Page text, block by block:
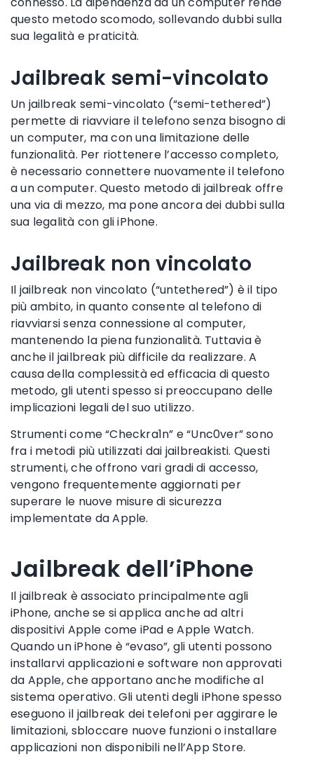
questo metodo scomodo, sollevando dubbi sulla
sua legalità e praticità.
Jailbreak semi-vincolato
Un jailbreak semi-vincolato (“semi-tethered”)
permette di riavviare il telefono senza bisogno di
un computer, ma con una limitazione delle
funzionalità. Per riottenere l’accesso completo,
è necessario connettere nuovamente il telefono
a un computer. Questo metodo di jailbreak offre
una via di mezzo, ma pone ancora dei dubbi sulla
sua legalità con gli iPhone.
Jailbreak non vincolato
Il jailbreak non vincolato (“untethered”) è il tipo
più ambito, in quanto consente al telefono di
riavviarsi senza connessione al computer,
mantenendo la piena funzionalità. Tuttavia è
anche il jailbreak più difficile da realizzare. A
causa della complessità ed efficacia di questo
metodo, gli utenti spesso si preoccupano delle
implicazioni legali del suo utilizzo.
Strumenti come “Checkra1n” e “Unc0ver” sono
fra i metodi più utilizzati dai jailbreakisti. Questi
strumenti, che offrono vari gradi di accesso,
vengono frequentemente aggiornati per
superare le nuove misure di sicurezza
implementate da Apple.
Jailbreak dell’iPhone
Il jailbreak è associato principalmente agli
iPhone, anche se si applica anche ad altri
dispositivi Apple come iPad e Apple Watch.
Quando un iPhone è “evaso”, gli utenti possono
installarvi applicazioni e software non approvati
da Apple, che apportano anche modifiche al
sistema operativo. Gli utenti degli iPhone spesso
eseguono il jailbreak dei telefoni per aggirare le
limitazioni, sbloccare nuove funzioni o installare
applicazioni non disponibili nell’App Store.